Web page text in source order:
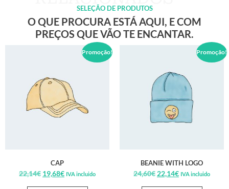
SELEÇÃO DE PRODUTOS
O QUE PROCURA ESTÁ AQUI, E COM
PREÇOS QUE VÃO TE ENCANTAR.
Promoção!
CAP
22,14€ 19,68€ IVA incluido
Promoção!
BEANIE WITH LOGO
24,60€ 22,14€ IVA incluido